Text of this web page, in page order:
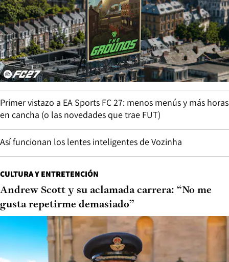
Primer vistazo a EA Sports FC 27: menos menús y más horas
en cancha (o las novedades que trae FUT)
Así funcionan los lentes inteligentes de Vozinha
CULTURA Y ENTRETENCIÓN
Andrew Scott y su aclamada carrera: “No me
gusta repetirme demasiado”